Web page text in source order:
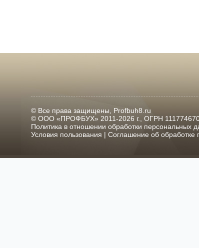
© Все права защищены, Profbuh8.ru
© ООО «ПРОФБУХ» 2011-2026 г., ОГРН
Политика в отношении обработки персональных
Условия пользования | Соглашение об обработке